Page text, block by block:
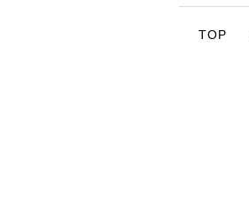
TOP